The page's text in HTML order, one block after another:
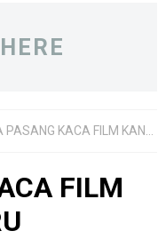
KACA FILM KANTOR TERBARU
FILM